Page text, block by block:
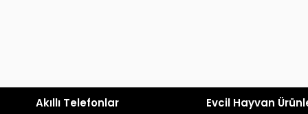
Akıllı Telefonlar Evcil Hayvan